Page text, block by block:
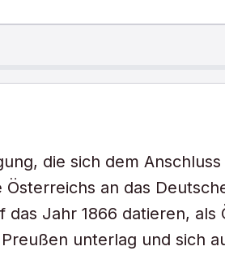
die sich dem
an das
das Jahr 1866 datieren, als
unterlag und sich